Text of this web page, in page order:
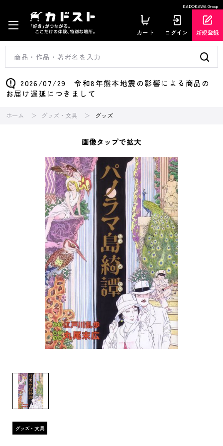
KADOKAWA Group
カート ログイン 新規登録
2026/07/29 令和8年熊本地震の影響による商品の
お届け遅延につきまして
ホーム グッズ・文具 グッズ
画像タップで拡大